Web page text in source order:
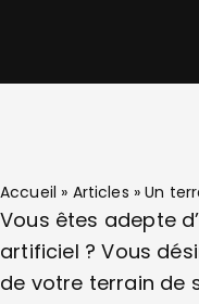
Accueil » Articles »Un
Vous êtes adepte
artificiel ? Vous
de votre terrain de